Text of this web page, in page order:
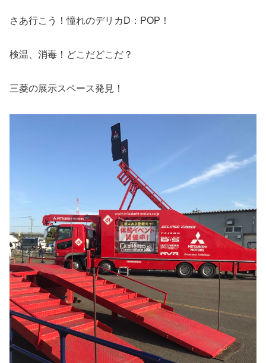
さあ行こう！憧れのデリカD：POP！
検温、消毒！どこだどこだ？
三菱の展示スペース発見！